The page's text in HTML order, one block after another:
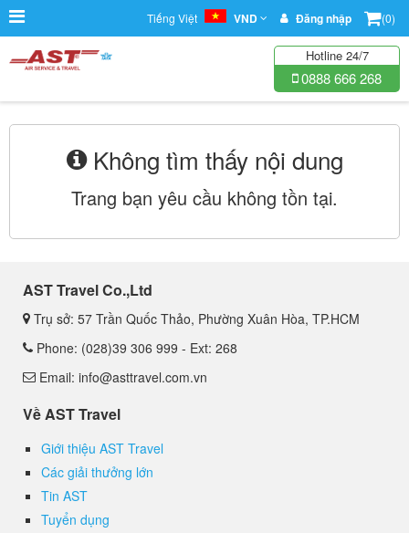
Tiếng Việt VND Đăng nhập (0)
Hotline 24/7
0888 666 268
Không tìm thấy nội dung
Trang bạn yêu cầu không tồn tại.
AST Travel Co.,Ltd
Trụ sở: 57 Trần Quốc Thảo, Phường Xuân Hòa, TP.HCM
Phone: (028)39 306 999 - Ext: 268
Email: info@asttravel.com.vn
Về AST Travel
Giới thiệu AST Travel
Các giải thưởng lớn
Tin AST
Tuyển dụng